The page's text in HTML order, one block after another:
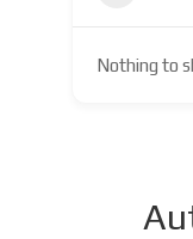
Nothing to